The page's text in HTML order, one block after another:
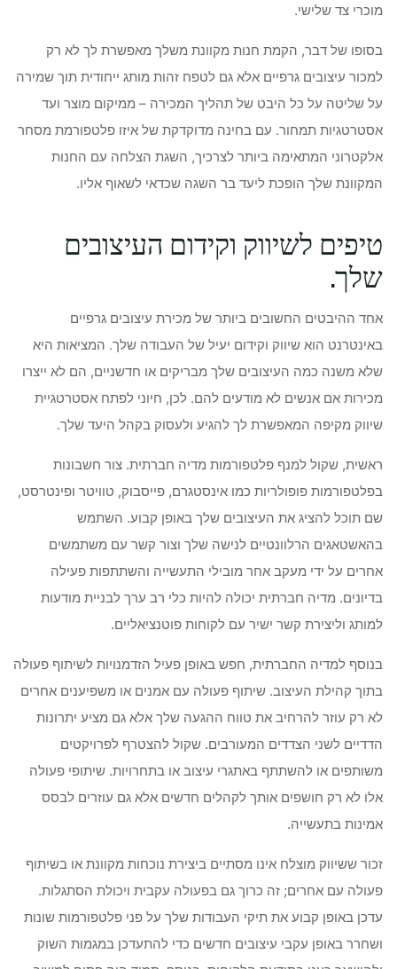
מוכרי צד שלישי.
בסופו של דבר, הקמת חנות מקוונת משלך מאפשרת לך לא רק
למכור עיצובים גרפיים אלא גם לטפח זהות מותג ייחודית תוך שמירה
על שליטה על כל היבט של תהליך המכירה – ממיקום מוצר ועד
אסטרטגיות תמחור. עם בחינה מדוקדקת של איזו פלטפורמת מסחר
אלקטרוני המתאימה ביותר לצרכיך, השגת הצלחה עם החנות
המקוונת שלך הופכת ליעד בר השגה שכדאי לשאוף אליו.
טיפים לשיווק וקידום העיצובים
שלך.
אחד ההיבטים החשובים ביותר של מכירת עיצובים גרפיים
באינטרנט הוא שיווק וקידום יעיל של העבודה שלך. המציאות היא
שלא משנה כמה העיצובים שלך מבריקים או חדשניים, הם לא ייצרו
מכירות אם אנשים לא מודעים להם. לכן, חיוני לפתח אסטרטגיית
שיווק מקיפה המאפשרת לך להגיע ולעסוק בקהל היעד שלך.
ראשית, שקול למנף פלטפורמות מדיה חברתית. צור חשבונות
בפלטפורמות פופולריות כמו אינסטגרם, פייסבוק, טוויטר ופינטרסט,
שם תוכל להציג את העיצובים שלך באופן קבוע. השתמש
בהאשטאגים הרלוונטיים לנישה שלך וצור קשר עם משתמשים
אחרים על ידי מעקב אחר מובילי התעשייה והשתתפות פעילה
בדיונים. מדיה חברתית יכולה להיות כלי רב ערך לבניית מודעות
למותג וליצירת קשר ישיר עם לקוחות פוטנציאליים.
בנוסף למדיה החברתית, חפש באופן פעיל הזדמנויות לשיתוף פעולה
בתוך קהילת העיצוב. שיתוף פעולה עם אמנים או משפיענים אחרים
לא רק עוזר להרחיב את טווח ההגעה שלך אלא גם מציע יתרונות
הדדיים לשני הצדדים המעורבים. שקול להצטרף לפרויקטים
משותפים או להשתתף באתגרי עיצוב או בתחרויות. שיתופי פעולה
אלו לא רק חושפים אותך לקהלים חדשים אלא גם עוזרים לבסס
אמינות בתעשייה.
זכור ששיווק מוצלח אינו מסתיים ביצירת נוכחות מקוונת או בשיתוף
פעולה עם אחרים; זה כרוך גם בפעולה עקבית ויכולת הסתגלות.
עדכן באופן קבוע את תיקי העבודות שלך על פני פלטפורמות שונות
ושחרר באופן עקבי עיצובים חדשים כדי להתעדכן במגמות השוק